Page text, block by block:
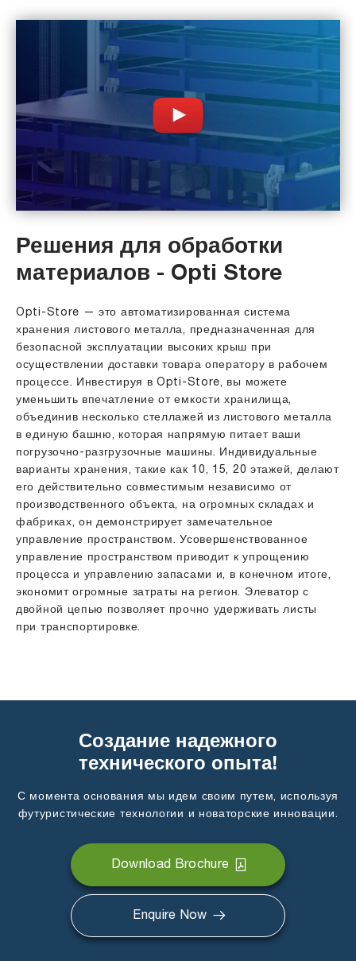
Решения для обработки
материалов - Opti Store
Opti-Store — это автоматизированная система
хранения листового металла, предназначенная для
безопасной эксплуатации высоких крыш при
осуществлении доставки товара оператору в рабочем
процессе. Инвестируя в Opti-Store, вы можете
уменьшить впечатление от емкости хранилища,
объединив несколько стеллажей из листового металла
в единую башню, которая напрямую питает ваши
погрузочно-разгрузочные машины. Индивидуальные
варианты хранения, такие как 10, 15, 20 этажей, делают
его действительно совместимым независимо от
производственного объекта, на огромных складах и
фабриках, он демонстрирует замечательное
управление пространством. Усовершенствованное
управление пространством приводит к упрощению
процесса и управлению запасами и, в конечном итоге,
экономит огромные затраты на регион. Элеватор с
двойной цепью позволяет прочно удерживать листы
при транспортировке.
Создание надежного
технического опыта!
С момента основания мы идем своим путем, используя
футуристические технологии и новаторские инновации.
Download Brochure
Enquire Now